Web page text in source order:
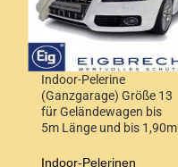
Indoor-Pelerine
(Ganzgarage) Größe 13
für Geländewagen bis
5m Länge und bis 1,90m
Indoor-Pelerinen